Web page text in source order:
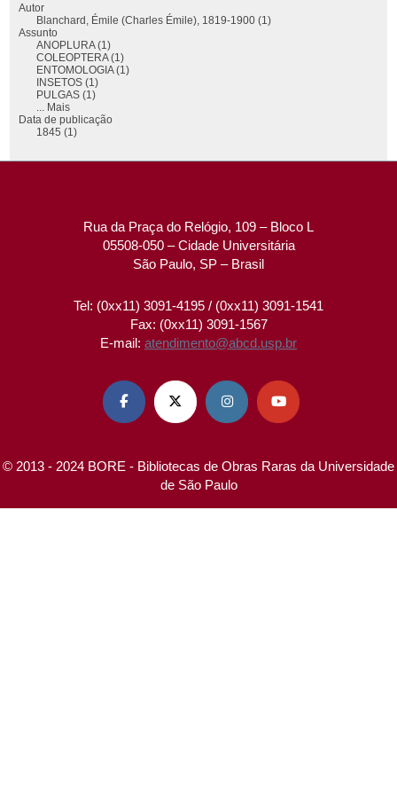
Autor
Blanchard, Émile (Charles Émile), 1819-1900 (1)
Assunto
ANOPLURA (1)
COLEOPTERA (1)
ENTOMOLOGIA (1)
INSETOS (1)
PULGAS (1)
... Mais
Data de publicação
1845 (1)
Rua da Praça do Relógio, 109 – Bloco L
05508-050 – Cidade Universitária
São Paulo, SP – Brasil
Tel: (0xx11) 3091-4195 / (0xx11) 3091-1541
Fax: (0xx11) 3091-1567
E-mail: atendimento@abcd.usp.br
   
© 2013 - 2024 BORE - Bibliotecas de Obras Raras da Universidade
de São Paulo